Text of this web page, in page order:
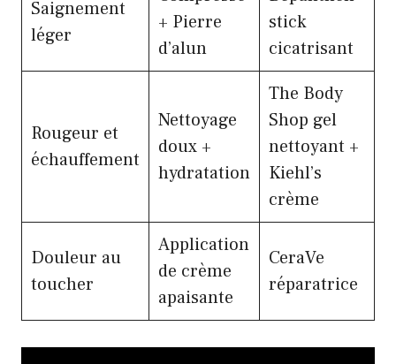
Saignement
léger
+ Pierre
d’alun
stick
cicatrisant
Rougeur et
échauffement
Nettoyage
doux +
hydratation
The Body
Shop gel
nettoyant +
Kiehl’s
crème
Douleur au
toucher
Application
de crème
apaisante
CeraVe
réparatrice